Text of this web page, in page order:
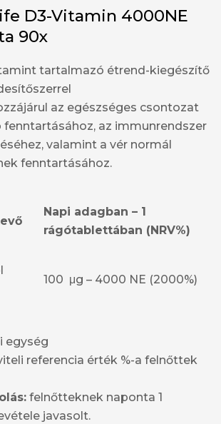
D3-Vitamin 4000NE
90x
tartalmazó étrend-kiegészítő
az egészséges csontozat
fenntartásához, az immunrendszer
valamint a vér normál
fenntartásához.
Napi adagban – 1
rágótablettában (NRV%)
100 μg – 4000 NE (2000%)
egység
referencia érték %-a felnőttek
felnőtteknek naponta 1
javasolt.